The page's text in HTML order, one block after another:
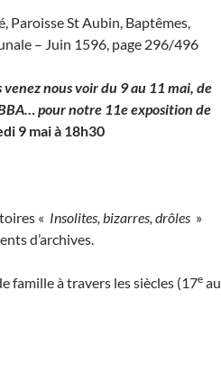
Paroisse St Aubin, Baptêmes,
– Juin 1596, page 296/496
venez nous voir du 9 au 11 mai, de
pour notre 11e exposition de
9 mai à 18h30
« Insolites, bizarres, drôles »
d’archives.
famille à travers les siècles (17e au